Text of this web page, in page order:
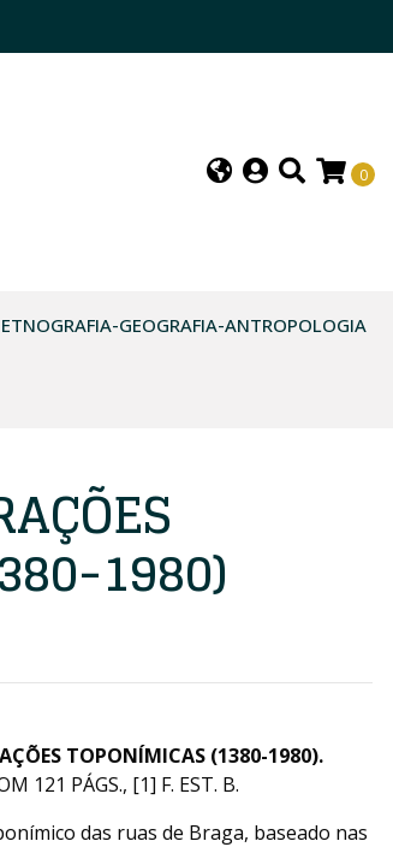
0
ETNOGRAFIA-GEOGRAFIA-ANTROPOLOGIA
1980)
TOPONÍMICAS (1380-1980).
121 PÁGS., [1] F. EST. B.
das ruas de Braga, baseado nas